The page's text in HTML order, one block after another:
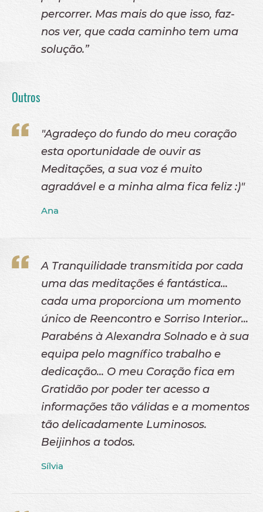
percorrer. Mas mais do que isso, faz-
nos ver, que cada caminho tem uma
solução.”
Outros
"Agradeço do fundo do meu coração
esta oportunidade de ouvir as
Meditações, a sua voz é muito
agradável e a minha alma fica feliz :)"
Ana
A Tranquilidade transmitida por cada
uma das meditações é fantástica...
cada uma proporciona um momento
único de Reencontro e Sorriso Interior...
Parabéns à Alexandra Solnado e à sua
equipa pelo magnífico trabalho e
dedicação... O meu Coração fica em
Gratidão por poder ter acesso a
informações tão válidas e a momentos
tão delicadamente Luminosos.
Beijinhos a todos.
Sílvia